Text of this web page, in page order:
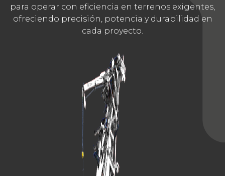
para operar con eficiencia en terrenos exigentes,
ofreciendo precisión, potencia y durabilidad en
cada proyecto.